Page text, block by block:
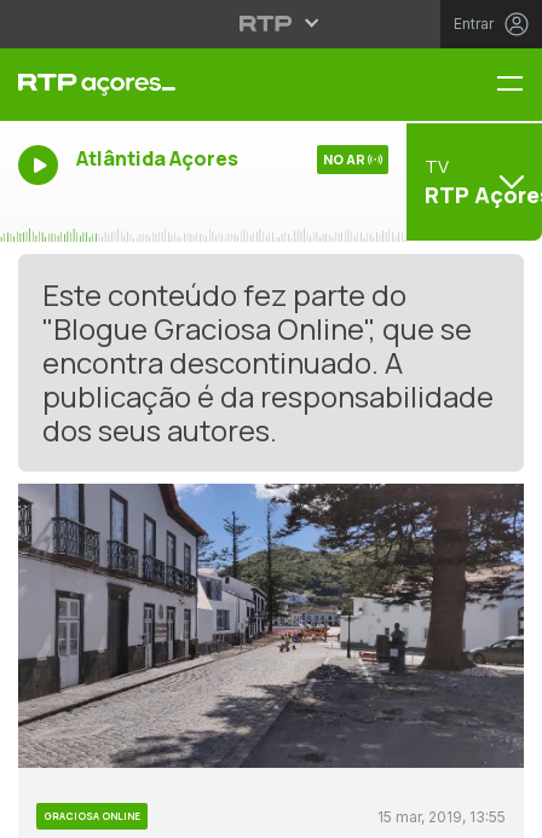
Entrar
Atlântida Açores NO AR TV
RTP
Este conteúdo fez parte do
"Blogue Graciosa Online", que se
encontra descontinuado. A
publicação é da responsabilidade
dos seus autores.
GRACIOSA ONLINE 15 mar, 2019, 13:55